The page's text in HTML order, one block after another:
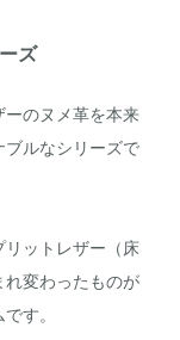
ズ
ーのヌメ革を本来
ブルなシリーズで
リットレザー（床
れ変わったものが
す。